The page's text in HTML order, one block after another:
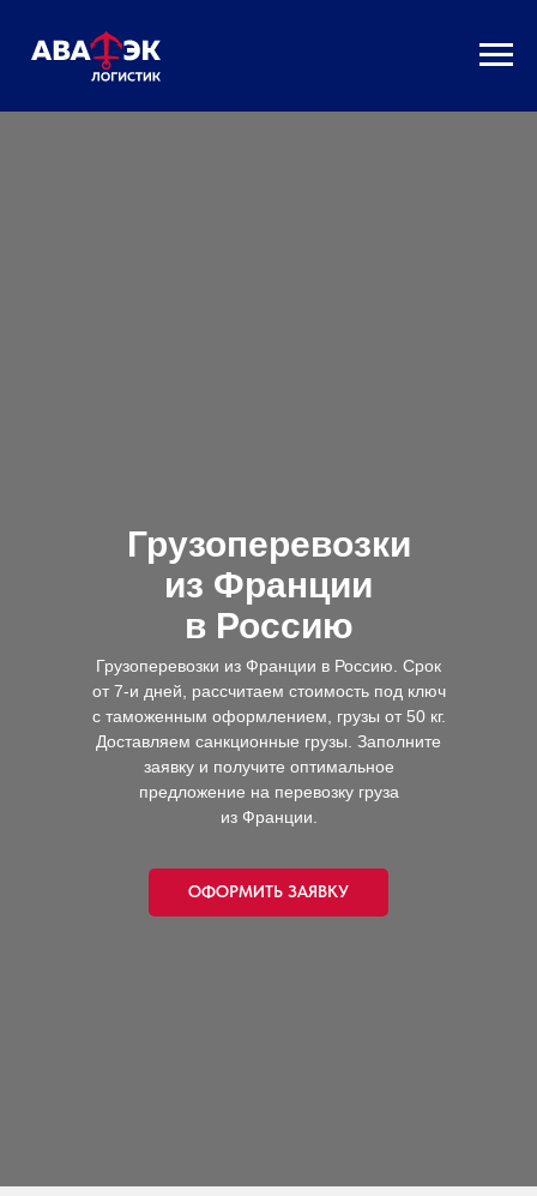
Грузоперевозки
из Франции
в Россию
Грузоперевозки из Франции в Россию. Срок
от 7-и дней, рассчитаем стоимость под ключ
с таможенным оформлением, грузы от 50 кг.
Доставляем санкционные грузы. Заполните
заявку и получите оптимальное
предложение на перевозку груза
из Франции.
ОФОРМИТЬ ЗАЯВКУ